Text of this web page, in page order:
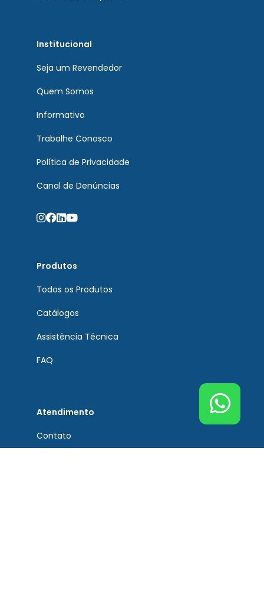
Institucional
Seja um Revendedor
Quem Somos
Informativo
Trabalhe Conosco
Política de Privacidade
Canal de Denúncias
Produtos
Todos os Produtos
Catálogos
Assistência Técnica
FAQ
Atendimento
Contato